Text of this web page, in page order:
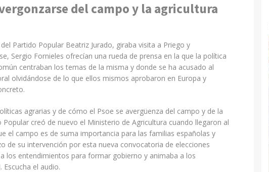
del campo y la agricultura
Partido Popular Beatriz Jurado, giraba visita a Priego y
Sergio Fornieles ofrecían una rueda de prensa en la que la política
centraban los temas de la misma y donde se ha acusado al
olvidándose de lo que ellos mismos aprobaron en Europa y
agrarias y de cómo el Psoe se avergüenza del campo y de la
creó de nuevo el Ministerio de Agricultura cuando llegaron al
el campo es de suma importancia para las familias españolas y
de su intervención por esta nueva convocatoria de elecciones
los entendimientos para formar gobierno y animaba a los
Escucha el audio.